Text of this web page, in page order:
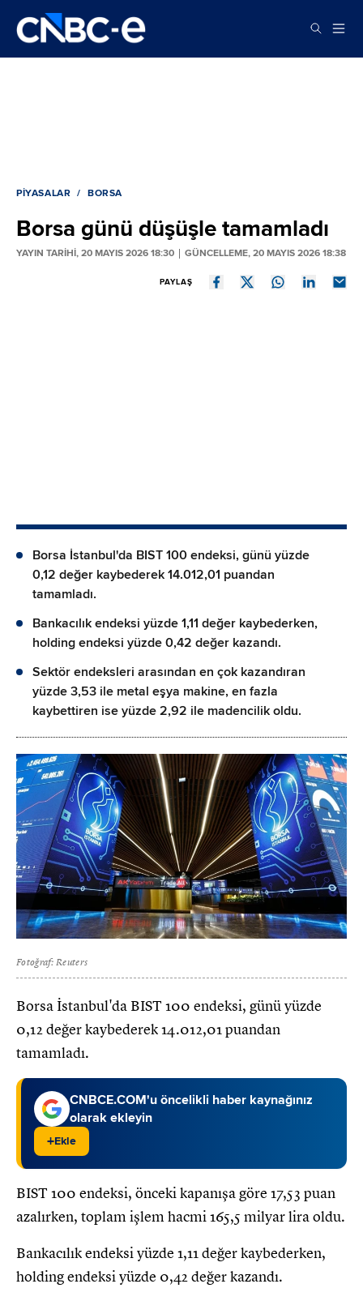
PIYASALAR BORSA
Borsa günü düşüşle tamamladı
YAYIN TARİHİ, 20 MAYIS 2026 18:30 GÜNCELLEME, 20 MAYIS 2026 18:38
PAYLAŞ
Borsa İstanbul'da BIST 100 endeksi, günü yüzde
0,12 değer kaybederek 14.012,01 puandan
tamamladı.
Bankacılık endeksi yüzde 1,11 değer kaybederken,
holding endeksi yüzde 0,42 değer kazandı.
Sektör endeksleri arasından en çok kazandıran
yüzde 3,53 ile metal eşya makine, en fazla
kaybettiren ise yüzde 2,92 ile madencilik oldu.
Fotoğraf: Reuters
Borsa İstanbul'da BIST 100 endeksi, günü yüzde
0,12 değer kaybederek 14.012,01 puandan
tamamladı.
CNBCE.COM'u öncelikli haber kaynağınız
olarak ekleyin
+Ekle
BIST 100 endeksi, önceki kapanışa göre 17,53 puan
azalırken, toplam işlem hacmi 165,5 milyar lira oldu.
Bankacılık endeksi yüzde 1,11 değer kaybederken,
holding endeksi yüzde 0,42 değer kazandı.